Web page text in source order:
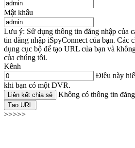
Mật khẩu
Lưu ý: Sử dụng thông tin đăng nhập của
tin đăng nhập iSpyConnect của bạn. Các
dụng cục bộ để tạo URL của bạn và
của chúng tôi.
Kênh
Điều này
khi bạn có một DVR.
Liên kết chia sẻ Không có thông tin
Tạo URL
>>>>>